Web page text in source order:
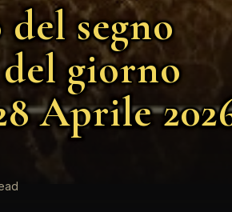
segno
giorno
Aprile